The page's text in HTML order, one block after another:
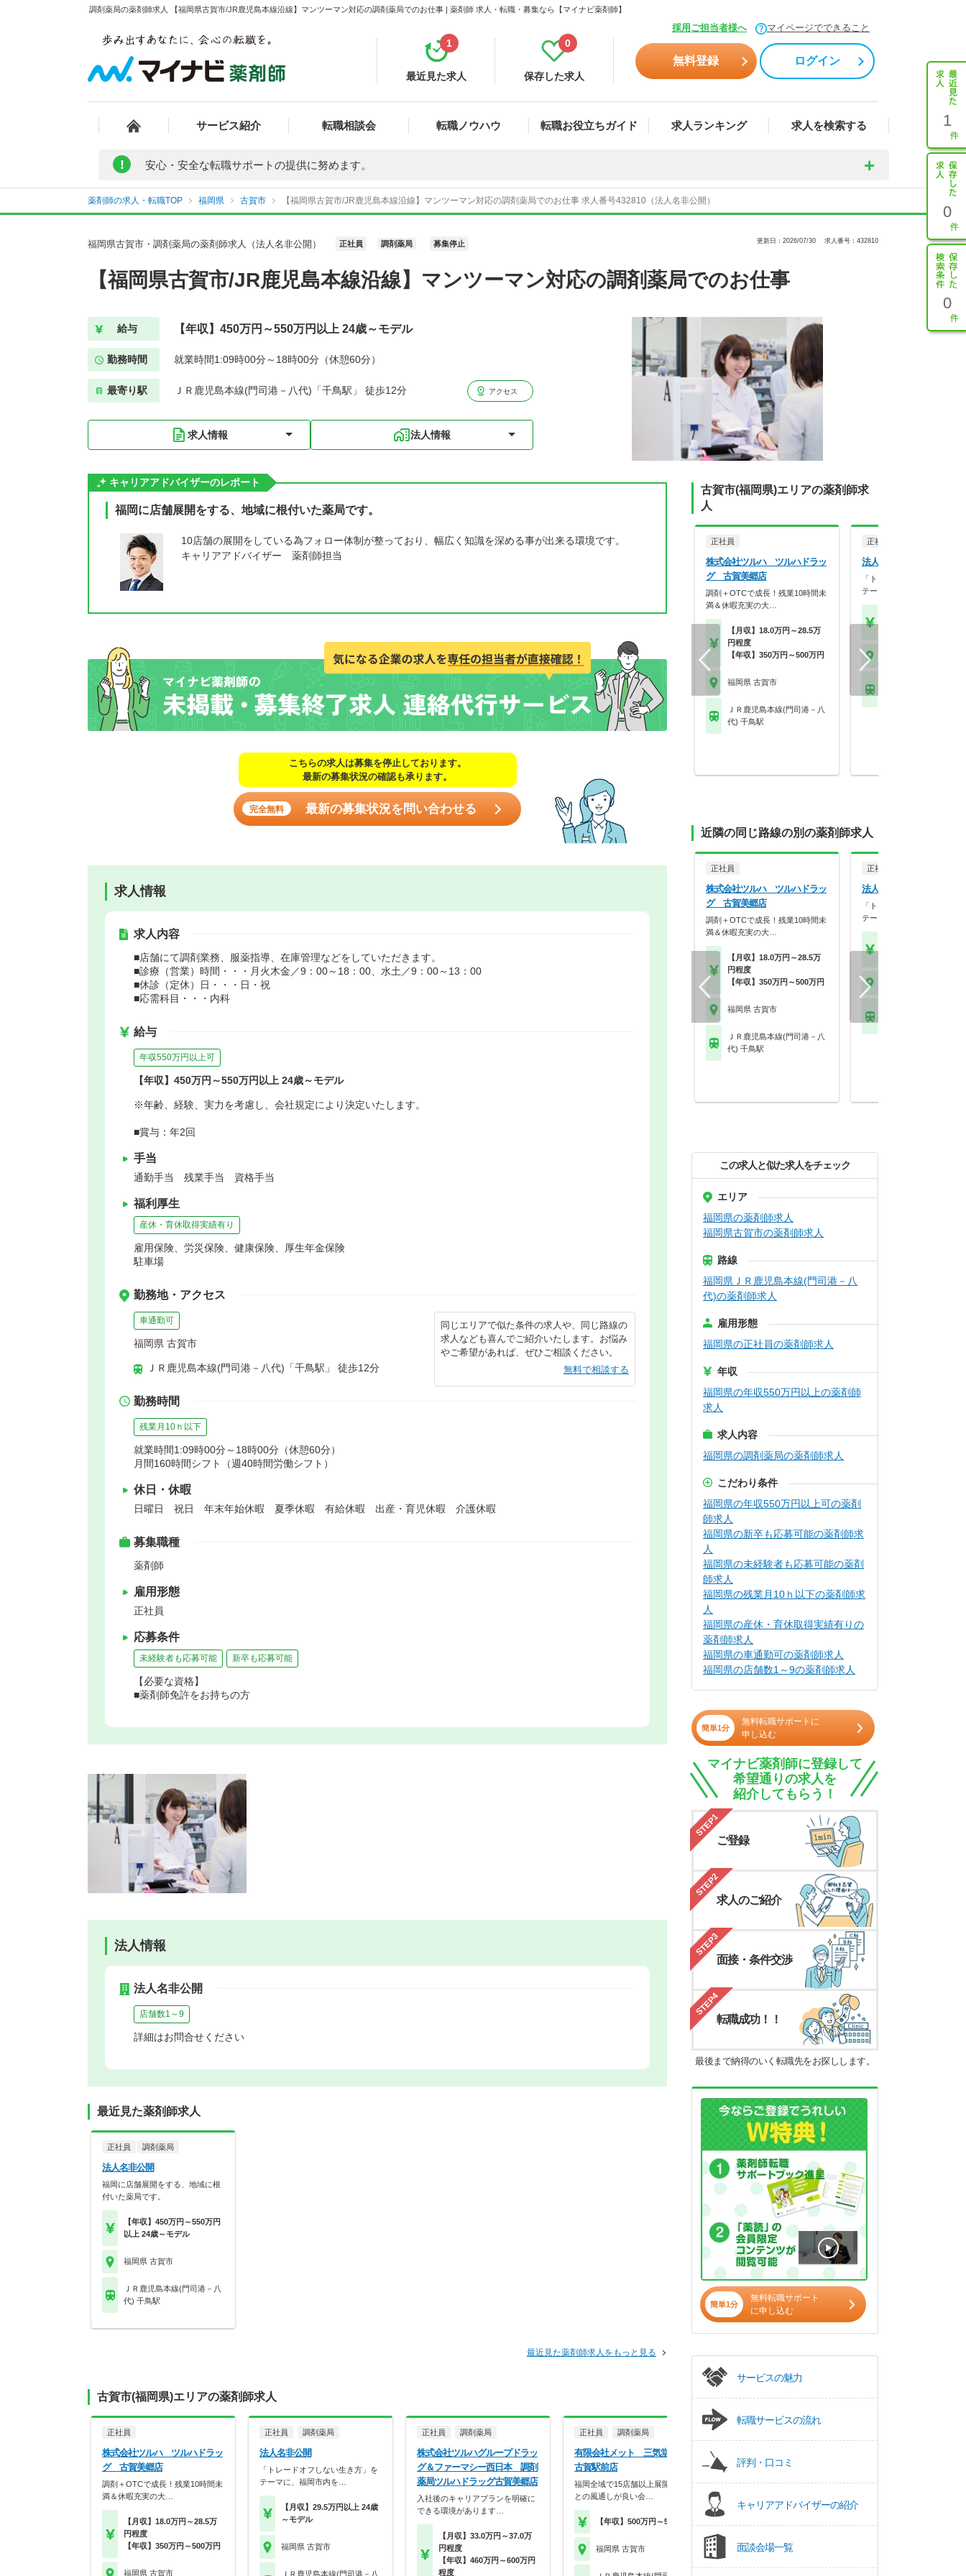
調剤薬局の薬剤師求人 【福岡県古賀市/JR鹿児島本線沿線】マンツーマン対応の調剤薬局でのお仕事 | 薬剤師 求人・転職・募集なら【マイナビ薬剤師】
採用ご担当者様へ マイページでできること
最近見た求人
1
保存した求人
0
無料登録 ログイン
サービス紹介 転職相談会 転職ノウハウ 転職お役立ちガイド 求人ランキング 求人を検索する 1
0
0
! 安心・安全な転職サポートの提供に努めます。
薬剤師の求人・転職TOP 福岡県 古賀市 【福岡県古賀市/JR鹿児島本線沿線】マンツーマン対応の調剤薬局でのお仕事 求人番号432810（法人名非公開）
福岡県古賀市・調剤薬局の薬剤師求人（法人名非公開） 正社員 調剤薬局 募集停止 更新日：2026/07/30 求人番号：432810
【福岡県古賀市/JR鹿児島本線沿線】マンツーマン対応の調剤薬局でのお仕事
給与 【年収】450万円～550万円以上 24歳～モデル
勤務時間 就業時間1:09時00分～18時00分（休憩60分）
最寄り駅 ＪＲ鹿児島本線(門司港－八代)「千鳥駅」 徒歩12分 アクセス
求人情報 法人情報
キャリアアドバイザーのレポート
福岡に店舗展開をする、地域に根付いた薬局です。
10店舗の展開をしている為フォロー体制が整っており、幅広く知識を深める事が出来る環境です。
キャリアアドバイザー 薬剤師担当
こちらの求人は募集を停止しております。
最新の募集状況の確認も承ります。
完全無料 最新の募集状況を問い合わせる
求人情報
求人内容
■店舗にて調剤業務、服薬指導、在庫管理などをしていただきます。
■診療（営業）時間・・・月火木金／9：00～18：00、水土／9：00～13：00
■休診（定休）日・・・日・祝
■応需科目・・・内科
給与
年収550万円以上可
【年収】450万円～550万円以上 24歳～モデル
※年齢、経験、実力を考慮し、会社規定により決定いたします。
■賞与：年2回
手当
通勤手当 残業手当 資格手当
福利厚生
産休・育休取得実績有り
雇用保険、労災保険、健康保険、厚生年金保険
駐車場
勤務地・アクセス
車通勤可
福岡県 古賀市
ＪＲ鹿児島本線(門司港－八代)「千鳥駅」 徒歩12分
同じエリアで似た条件の求人や、同じ路線の
求人なども喜んでご紹介いたします。お悩み
やご希望があれば、ぜひご相談ください。
無料で相談する
勤務時間
残業月10ｈ以下
就業時間1:09時00分～18時00分（休憩60分）
月間160時間シフト（週40時間労働シフト）
休日・休暇
日曜日 祝日 年末年始休暇 夏季休暇 有給休暇 出産・育児休暇 介護休暇
募集職種
薬剤師
雇用形態
正社員
応募条件
未経験者も応募可能 新卒も応募可能
【必要な資格】
■薬剤師免許をお持ちの方
法人情報
法人名非公開
店舗数1～9
詳細はお問合せください
最近見た薬剤師求人
正社員 調剤薬局
法人名非公開
福岡に店舗展開をする、地域に根
付いた薬局です。
【年収】450万円～550万円
以上 24歳～モデル
福岡県 古賀市
ＪＲ鹿児島本線(門司港－八
代) 千鳥駅
最近見た薬剤師求人をもっと見る
古賀市(福岡県)エリアの薬剤師求人
正社員
株式会社ツルハ ツルハドラッ
グ 古賀美郷店
調剤＋OTCで成長！残業10時間未
満＆休暇充実の大…
【月収】18.0万円～28.5万
円程度
【年収】350万円～500万円
福岡県 古賀市
正社員 調剤薬局
法人名非公開
「トレードオフしない生き方」を
テーマに、福岡市内を…
【月収】29.5万円以上 24歳
～モデル
福岡県 古賀市
ＪＲ鹿児島本線(門司港－八
正社員 調剤薬局
株式会社ツルハグループドラッ
グ＆ファーマシー西日本 調剤
薬局ツルハドラッグ古賀美郷店
入社後のキャリアプランを明確に
できる環境があります…
【月収】33.0万円～37.0万
円程度
【年収】460万円～600万円
程度
正社員 調剤薬局
有限会社メット 三気堂薬局
古賀駅前店
福岡全域で15店舗以上展開！本部
との風通しが良い会…
【年収】500万円～550万円
福岡県 古賀市
局 今の庄店
研修制度が充実。知識の幅を広げ
古賀市(福岡県)エリアの薬剤師求
人
正社員
株式会社ツルハ ツルハドラッ
グ 古賀美郷店
調剤＋OTCで成長！残業10時間未
満＆休暇充実の大…
【月収】18.0万円～28.5万
円程度
【年収】350万円～500万円
福岡県 古賀市
ＪＲ鹿児島本線(門司港－八
代) 千鳥駅
正社員
法人名非公開
「トレードオフしない生き
テーマに、福岡市内を…
近隣の同じ路線の別の薬剤師求人
正社員
株式会社ツルハ ツルハドラッ
グ 古賀美郷店
調剤＋OTCで成長！残業10時間未
満＆休暇充実の大…
【月収】18.0万円～28.5万
円程度
【年収】350万円～500万円
福岡県 古賀市
ＪＲ鹿児島本線(門司港－八
代) 千鳥駅
正社員
法人名非公開
「トレードオフしない生き
テーマに、福岡市内を…
この求人と似た求人をチェック
エリア
福岡県の薬剤師求人
福岡県古賀市の薬剤師求人
路線
福岡県ＪＲ鹿児島本線(門司港－八
代)の薬剤師求人
雇用形態
福岡県の正社員の薬剤師求人
年収
福岡県の年収550万円以上の薬剤師
求人
求人内容
福岡県の調剤薬局の薬剤師求人
こだわり条件
福岡県の年収550万円以上可の薬剤
師求人
福岡県の新卒も応募可能の薬剤師求
人
福岡県の未経験者も応募可能の薬剤
師求人
福岡県の残業月10ｈ以下の薬剤師求
人
福岡県の産休・育休取得実績有りの
薬剤師求人
福岡県の車通勤可の薬剤師求人
福岡県の店舗数1～9の薬剤師求人
簡単1分
無料転職サポートに
申し込む
マイナビ薬剤師に登録して
希望通りの求人を
紹介してもらう！
STEP1
ご登録
STEP2
求人のご紹介
STEP3
面接・条件交渉
STEP4
転職成功！！
最後まで納得のいく転職先をお探しします。
簡単1分
無料転職サポート
に申し込む
サービスの魅力
転職サービスの流れ
評判・口コミ
キャリアアドバイザーの紹介
面談会場一覧